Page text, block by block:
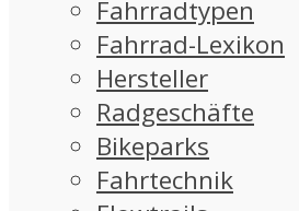
Fahrradtypen
Fahrrad-Lexikon
Hersteller
Radgeschäfte
Bikeparks
Fahrtechnik